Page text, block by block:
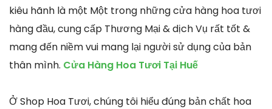
kiêu hãnh là một Một trong những cửa hàng hoa tươi
hàng đầu, cung cấp Thương Mại & dịch Vụ rất tốt &
mang đến niềm vui mang lại người sử dụng của bản
thân mình. Cửa Hàng Hoa Tươi Tại Huế
Ở Shop Hoa Tươi, chúng tôi hiểu đúng bản chất hoa